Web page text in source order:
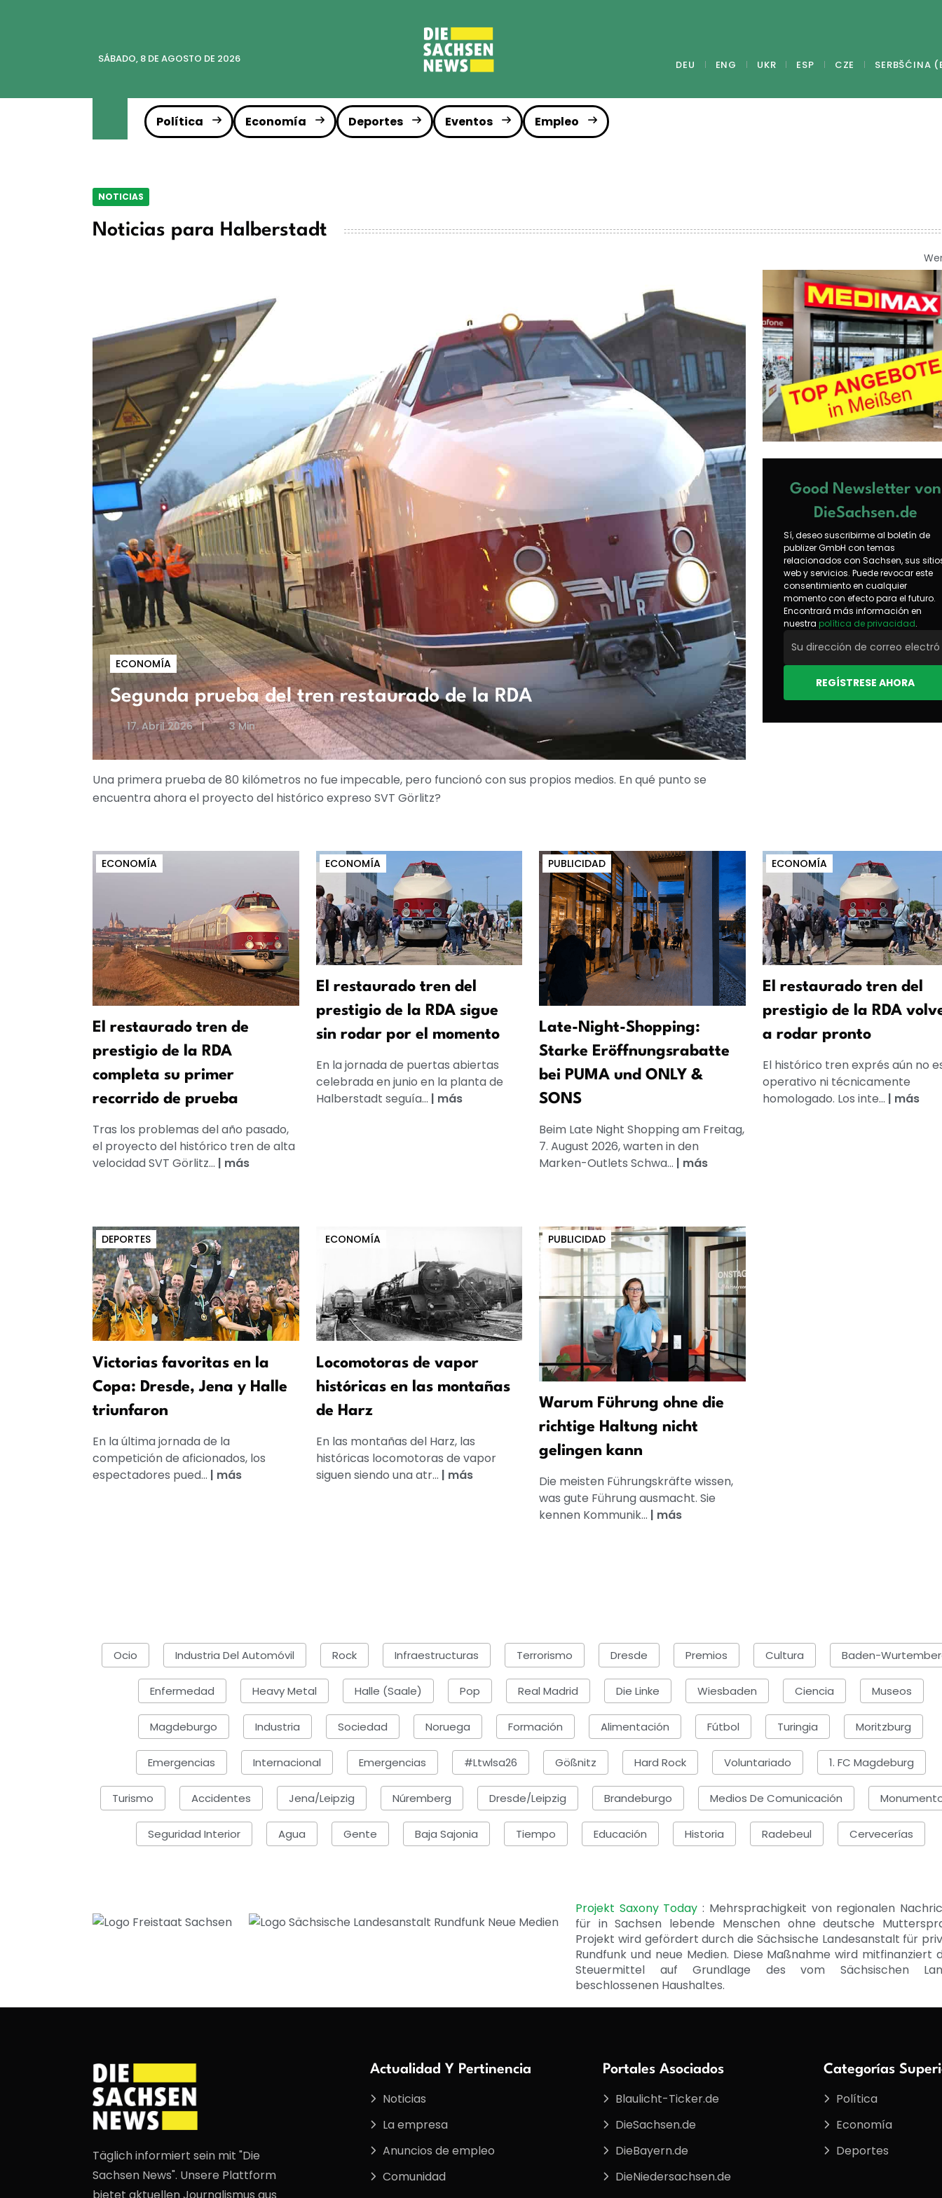
SÁBADO, 8 DE AGOSTO DE 2026 DEU ENG UKR ESP CZE SERBŠĆINA
Política Economía Deportes Eventos Empleo
NOTICIAS
Noticias para Halberstadt
ECONOMÍA
Segunda prueba del tren restaurado de la RDA
17. Abril 2026 3 Min
Una primera prueba de 80 kilómetros no fue impecable, pero funcionó con sus propios medios. En qué punto se
encuentra ahora el proyecto del histórico expreso SVT Görlitz?
Good Newsletter von
DieSachsen.de
Sí, deseo suscribirme al boletín de
publizer GmbH con temas
relacionados con Sachsen, sus
web y servicios. Puede revocar este
consentimiento en cualquier
momento con efecto para el futuro.
Encontrará más información en
nuestra política de privacidad.
REGÍSTRESE AHORA
ECONOMÍA
El restaurado tren de
prestigio de la RDA
completa su primer
recorrido de prueba
Tras los problemas del año pasado,
el proyecto del histórico tren de alta
velocidad SVT Görlitz... | más
ECONOMÍA
El restaurado tren del
prestigio de la RDA sigue
sin rodar por el momento
En la jornada de puertas abiertas
celebrada en junio en la planta de
Halberstadt seguía... | más
PUBLICIDAD
Late-Night-Shopping:
Starke Eröffnungsrabatte
bei PUMA und ONLY &
SONS
Beim Late Night Shopping am Freitag,
7. August 2026, warten in den
Marken-Outlets Schwa... | más
ECONOMÍA
El restaurado tren del
prestigio de la RDA
a rodar pronto
El histórico tren exprés aún no
operativo ni técnicamente
homologado. Los inte... | más
DEPORTES
Victorias favoritas en la
Copa: Dresde, Jena y Halle
triunfaron
En la última jornada de la
competición de aficionados, los
espectadores pued... | más
ECONOMÍA
Locomotoras de vapor
históricas en las montañas
de Harz
En las montañas del Harz, las
históricas locomotoras de vapor
siguen siendo una atr... | más
PUBLICIDAD
Warum Führung ohne die
richtige Haltung nicht
gelingen kann
Die meisten Führungskräfte wissen,
was gute Führung ausmacht. Sie
kennen Kommunik... | más
Ocio Industria Del Automóvil Rock Infraestructuras Terrorismo Dresde Premios Cultura Baden-
Enfermedad Heavy Metal Halle (Saale) Pop Real Madrid Die Linke Wiesbaden Ciencia Museos
Magdeburgo Industria Sociedad Noruega Formación Alimentación Fútbol Turingia Moritzburg
Emergencias Internacional Emergencias #ltwlsa26 Gößnitz Hard Rock Voluntariado 1. FC Magdeburg
Turismo Accidentes Jena/Leipzig Núremberg Dresde/Leipzig Brandeburgo Medios De Comunicación
Seguridad Interior Agua Gente Baja Sajonia Tiempo Educación Historia Radebeul Cervecerías
Projekt Saxony Today: Mehrsprachigkeit von regionalen
für in Sachsen lebende Menschen ohne deutsche
Projekt wird gefördert durch die Sächsische Landesanstalt für
Rundfunk und neue Medien. Diese Maßnahme wird mitfinanziert
Steuermittel auf Grundlage des vom Sächsischen
beschlossenen Haushaltes.
Täglich informiert sein mit "Die
Sachsen News". Unsere Plattform
Actualidad Y Pertinencia
Noticias
La empresa
Anuncios de empleo
Comunidad
Portales Asociados
Blaulicht-Ticker.de
DieSachsen.de
DieBayern.de
DieNiedersachsen.de
Categorías
Política
Economía
Deportes